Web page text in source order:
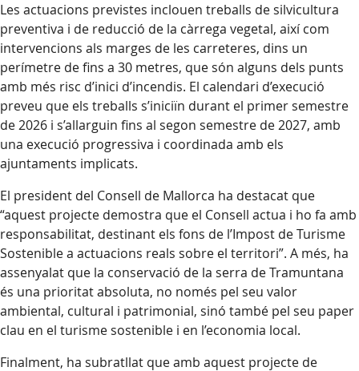
Les actuacions previstes inclouen treballs de silvicultura
preventiva i de reducció de la càrrega vegetal, així com
intervencions als marges de les carreteres, dins un
perímetre de fins a 30 metres, que són alguns dels punts
amb més risc d’inici d’incendis. El calendari d’execució
preveu que els treballs s’iniciïn durant el primer semestre
de 2026 i s’allarguin fins al segon semestre de 2027, amb
una execució progressiva i coordinada amb els
ajuntaments implicats.
El president del Consell de Mallorca ha destacat que
“aquest projecte demostra que el Consell actua i ho fa amb
responsabilitat, destinant els fons de l’Impost de Turisme
Sostenible a actuacions reals sobre el territori”. A més, ha
assenyalat que la conservació de la serra de Tramuntana
és una prioritat absoluta, no només pel seu valor
ambiental, cultural i patrimonial, sinó també pel seu paper
clau en el turisme sostenible i en l’economia local.
Finalment, ha subratllat que amb aquest projecte de